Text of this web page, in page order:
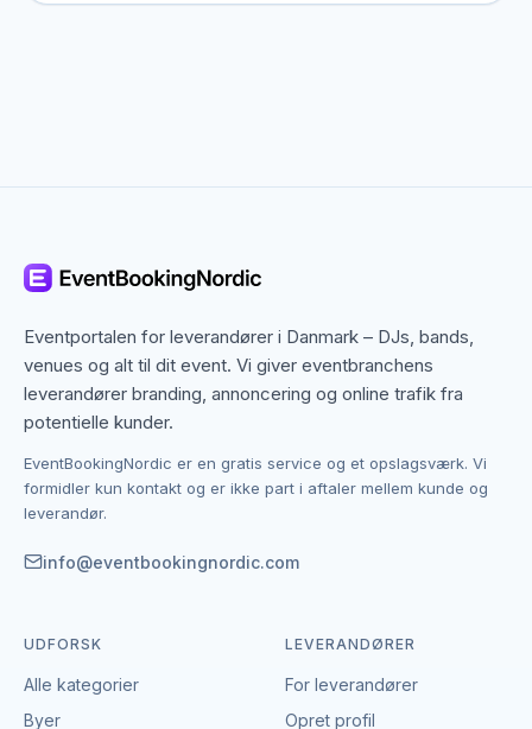
Randers dækker både centrum og omegn, og mange
Randers, men også specialister fra nabobyer, der
hvis du har en bestemt stil, et bestemt budget eller en
speciel ramme i tankerne.
Kontakten foregår altid direkte mellem dig og den
EventBookingNordic er en åben portal – vi tager
hverken gebyr eller provision, og du laver aftalen på
præcisere leverancen og indgå en aftale, der passer
Eventportalen for leverandører i Danmark – DJs, bands,
venues og alt til dit event. Vi giver eventbranchens
leverandører branding, annoncering og online trafik fra
potentielle kunder.
EventBookingNordic er en gratis service og et opslagsværk. Vi
formidler kun kontakt og er ikke part i aftaler mellem kunde og
leverandør.
info@eventbookingnordic.com
UDFORSK
Alle kategorier
Byer
LEVERANDØRER
For leverandører
Opret profil